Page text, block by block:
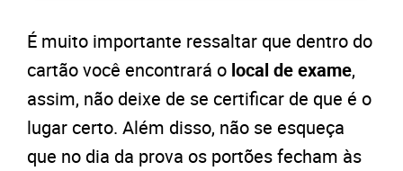
É muito importante ressaltar que dentro do
cartão você encontrará o local de exame,
assim, não deixe de se certificar de que é o
lugar certo. Além disso, não se esqueça
que no dia da prova os portões fecham às